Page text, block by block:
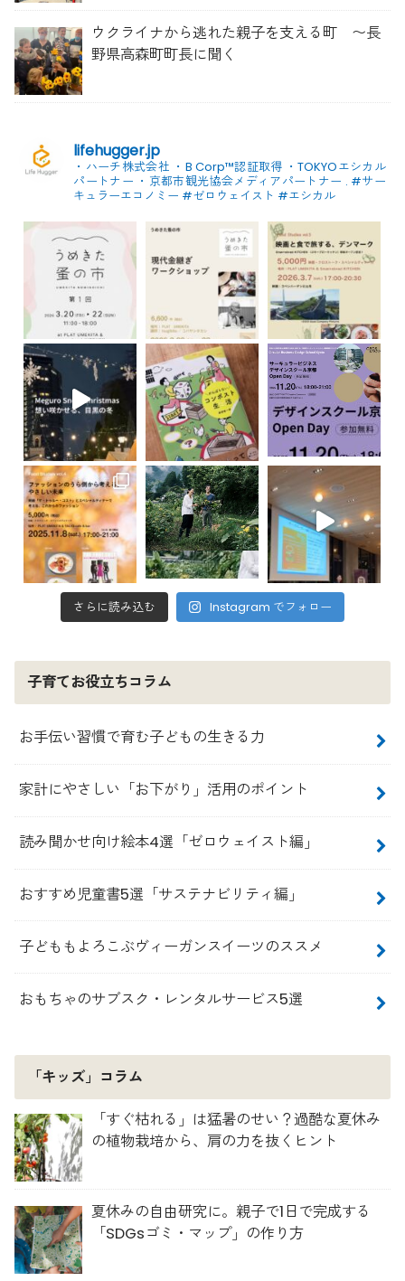
ウクライナから逃れた親子を支える町 〜長
野県高森町町長に聞く
lifehugger.jp
・ハーチ株式会社 ・B Corp™認証取得 ・TOKYOエシカル
パートナー ・京都市観光協会メディアパートナー . #サー
キュラーエコノミー #ゼロウェイスト #エシカル
さらに読み込む Instagram でフォロー
子育てお役立ちコラム
お手伝い習慣で育む子どもの生きる力
家計にやさしい「お下がり」活用のポイント
読み聞かせ向け絵本4選「ゼロウェイスト編」
おすすめ児童書5選「サステナビリティ編」
子どももよろこぶヴィーガンスイーツのススメ
おもちゃのサブスク・レンタルサービス5選
「キッズ」コラム
「すぐ枯れる」は猛暑のせい？過酷な夏休み
の植物栽培から、肩の力を抜くヒント
夏休みの自由研究に。親子で1日で完成する
「SDGsゴミ・マップ」の作り方